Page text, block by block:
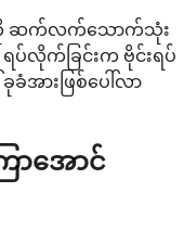
ကို ဆက်လက်သောက်သုံး
ရပ်လိုက်ခြင်းက ဗိုင်းရပ်
ခံအားဖြစ်ပေါ်လာ
ာအောင်